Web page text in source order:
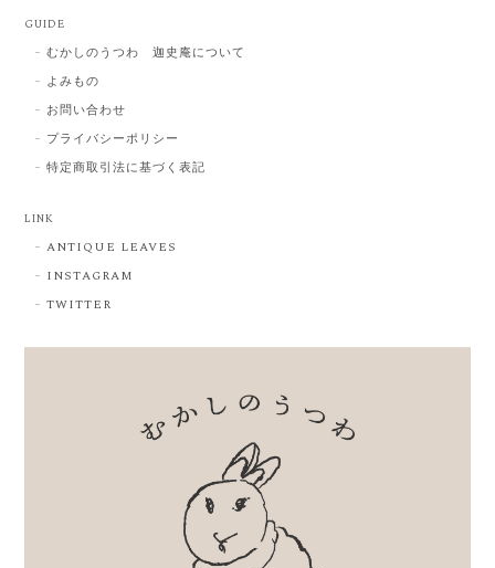
GUIDE
むかしのうつわ 迦史庵について
よみもの
お問い合わせ
プライバシーポリシー
特定商取引法に基づく表記
LINK
ANTIQUE LEAVES
INSTAGRAM
TWITTER